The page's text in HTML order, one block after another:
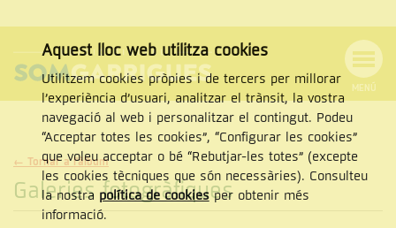
NAVEGACIÓ
MENÚ
Cercar
CERCAR
← Tornar a l'àlbum
Galeries fotogràfiques
Aquest lloc web utilitza cookies
Utilitzem cookies pròpies i de tercers per millorar
l’experiència d’usuari, analitzar el trànsit, la vostra
navegació al web i personalitzar el contingut. Podeu
“Acceptar totes les cookies”, “Configurar les cookies”
que voleu acceptar o bé “Rebutjar-les totes” (excepte
les cookies tècniques que són necessàries). Consulteu
la nostra política de cookiesper obtenir més
informació.